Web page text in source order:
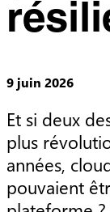
9 juin 2026
Et si deux
plus
années,
pouvaient